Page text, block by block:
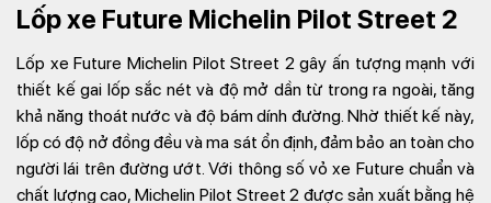
Lốp xe Future Michelin Pilot Street 2
Lốp xe Future Michelin Pilot Street 2 gây ấn tượng mạnh với
thiết kế gai lốp sắc nét và độ mở dần từ trong ra ngoài, tăng
khả năng thoát nước và độ bám dính đường. Nhờ thiết kế này,
lốp có độ nở đồng đều và ma sát ổn định, đảm bảo an toàn cho
người lái trên đường ướt. Với thông số vỏ xe Future chuẩn và
chất lượng cao, Michelin Pilot Street 2 được sản xuất bằng hệ